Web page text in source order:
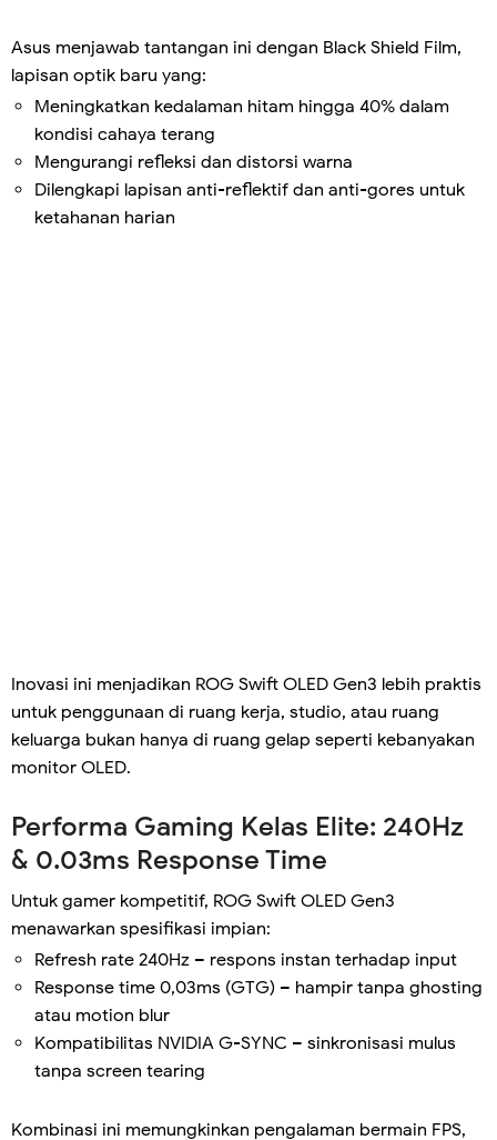
Asus menjawab tantangan ini dengan Black Shield Film,
lapisan optik baru yang:
Meningkatkan kedalaman hitam hingga 40% dalam
kondisi cahaya terang
Mengurangi refleksi dan distorsi warna
Dilengkapi lapisan anti-reflektif dan anti-gores untuk
ketahanan harian
Inovasi ini menjadikan ROG Swift OLED Gen3 lebih praktis
untuk penggunaan di ruang kerja, studio, atau ruang
keluarga bukan hanya di ruang gelap seperti kebanyakan
monitor OLED.
Performa Gaming Kelas Elite: 240Hz
& 0.03ms Response Time
Untuk gamer kompetitif, ROG Swift OLED Gen3
menawarkan spesifikasi impian:
Refresh rate 240Hz – respons instan terhadap input
Response time 0,03ms (GTG) – hampir tanpa ghosting
atau motion blur
Kompatibilitas NVIDIA G-SYNC – sinkronisasi mulus
tanpa screen tearing
Kombinasi ini memungkinkan pengalaman bermain FPS,